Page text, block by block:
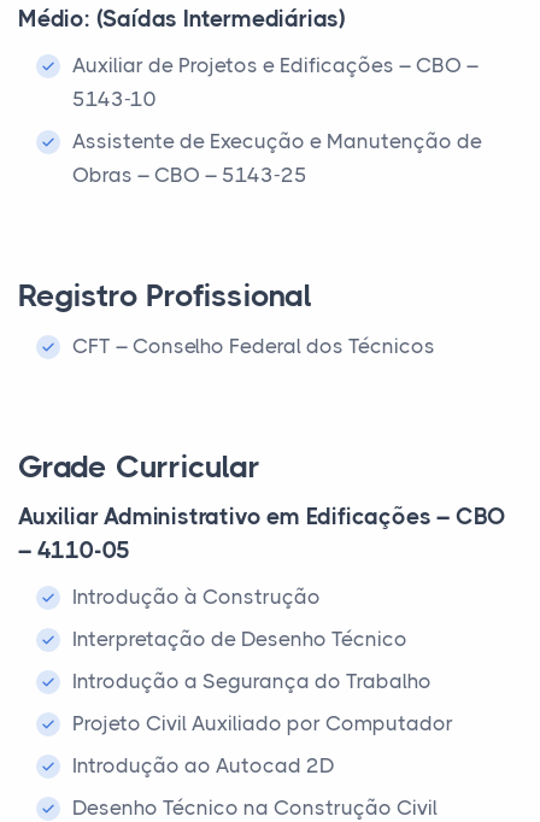
Médio: (Saídas Intermediárias)
Auxiliar de Projetos e Edificações – CBO –
5143-10
Assistente de Execução e Manutenção de
Obras – CBO – 5143-25
Registro Profissional
CFT – Conselho Federal dos Técnicos
Grade Curricular
Auxiliar Administrativo em Edificações – CBO
– 4110-05
Introdução à Construção
Interpretação de Desenho Técnico
Introdução a Segurança do Trabalho
Projeto Civil Auxiliado por Computador
Introdução ao Autocad 2D
Desenho Técnico na Construção Civil